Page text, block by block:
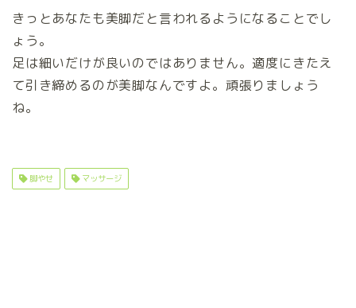
きっとあなたも美脚だと言われるようになることでし
ょう。
足は細いだけが良いのではありません。適度にきたえ
て引き締めるのが美脚なんですよ。頑張りましょう
ね。
脚やせ マッサージ